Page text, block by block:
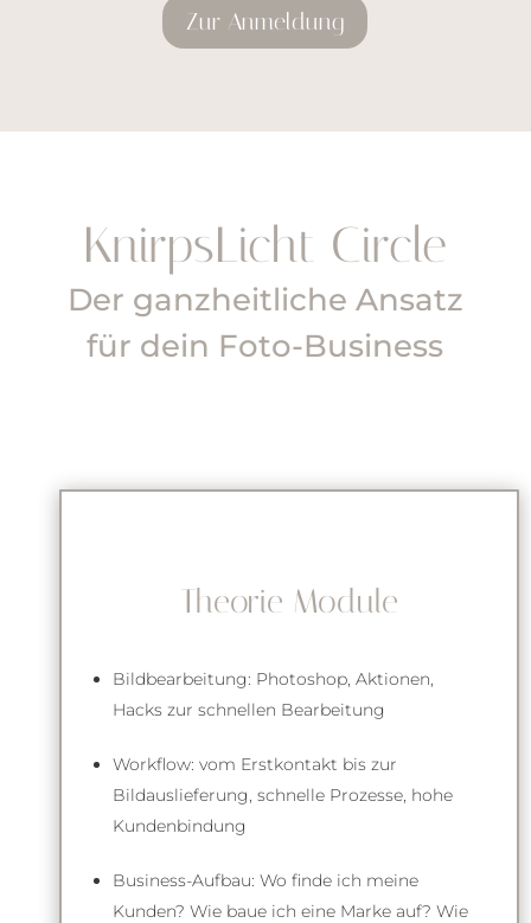
Zur Anmeldung
KnirpsLicht Circle
Der ganzheitliche Ansatz
für dein Foto-Business
Theorie Module
Bildbearbeitung: Photoshop, Aktionen,
Hacks zur schnellen Bearbeitung
Workflow: vom Erstkontakt bis zur
Bildauslieferung, schnelle Prozesse, hohe
Kundenbindung
Business-Aufbau: Wo finde ich meine
Kunden? Wie baue ich eine Marke auf? Wie